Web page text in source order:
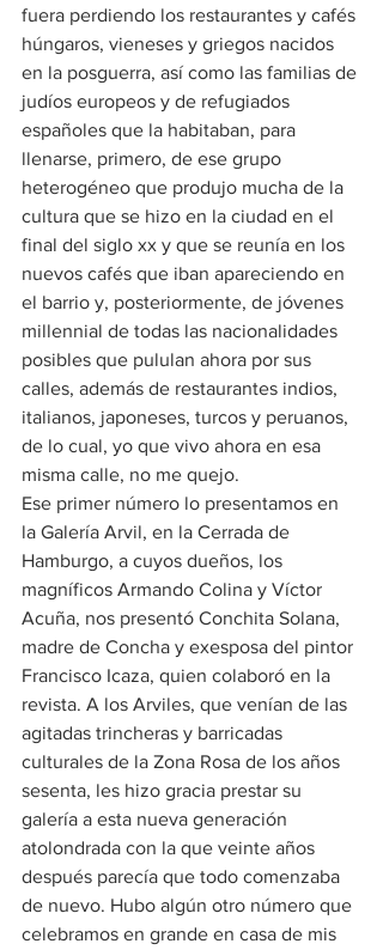
fuera perdiendo los restaurantes y cafés
húngaros, vieneses y griegos nacidos
en la posguerra, así como las familias de
judíos europeos y de refugiados
españoles que la habitaban, para
llenarse, primero, de ese grupo
heterogéneo que produjo mucha de la
cultura que se hizo en la ciudad en el
final del siglo xx y que se reunía en los
nuevos cafés que iban apareciendo en
el barrio y, posteriormente, de jóvenes
millennial de todas las nacionalidades
posibles que pululan ahora por sus
calles, además de restaurantes indios,
italianos, japoneses, turcos y peruanos,
de lo cual, yo que vivo ahora en esa
misma calle, no me quejo.
Ese primer número lo presentamos en
la Galería Arvil, en la Cerrada de
Hamburgo, a cuyos dueños, los
magníficos Armando Colina y Víctor
Acuña, nos presentó Conchita Solana,
madre de Concha y exesposa del pintor
Francisco Icaza, quien colaboró en la
revista. A los Arviles, que venían de las
agitadas trincheras y barricadas
culturales de la Zona Rosa de los años
sesenta, les hizo gracia prestar su
galería a esta nueva generación
atolondrada con la que veinte años
después parecía que todo comenzaba
de nuevo. Hubo algún otro número que
celebramos en grande en casa de mis